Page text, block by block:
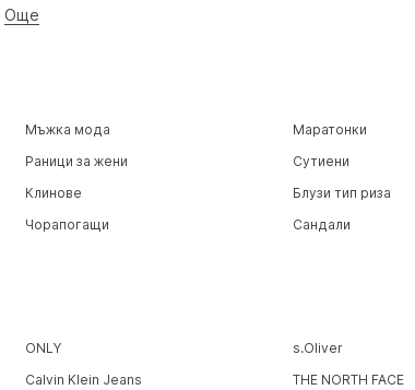
Мъжка мода
Маратонки
Раници за жени
Сутиени
Клинове
Блузи тип риза
Чорапогащи
Сандали
ONLY
s.Oliver
Calvin Klein Jeans
THE NORTH FACE
Още